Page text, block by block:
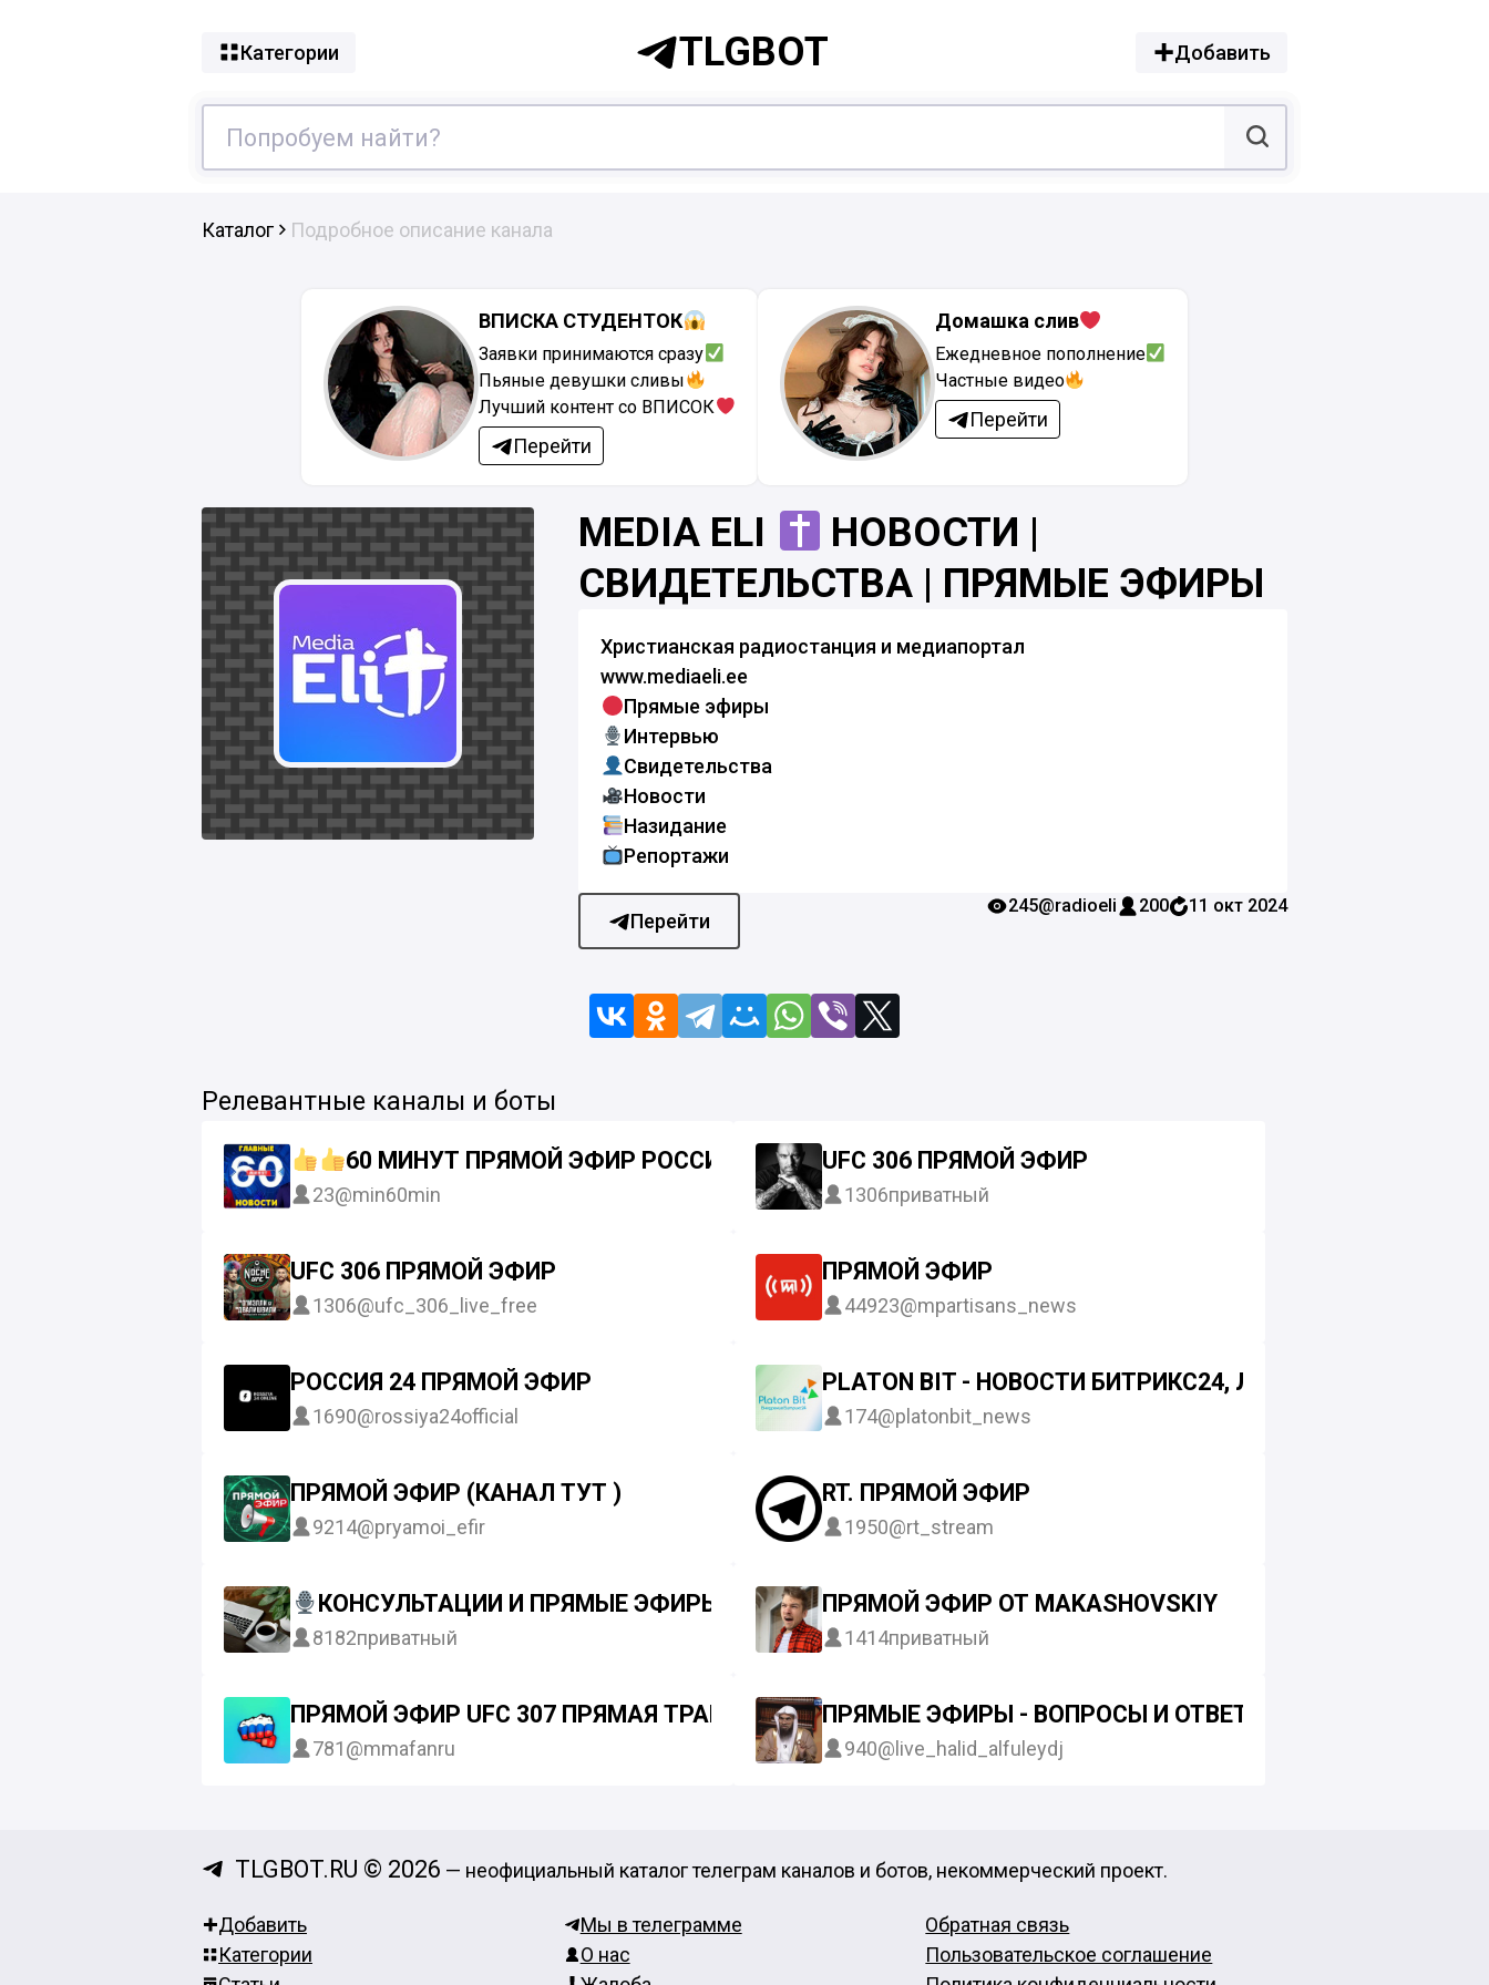
Категории TLGBOT Добавить
Каталог Подробное описание канала
ВПИСКА СТУДЕНТОК
Заявки принимаются сразу
Пьяные девушки сливы
Лучший контент со ВПИСОК
Перейти
Домашка слив
Ежедневное пополнение
Частные видео
Перейти
MEDIA ELI
НОВОСТИ |
СВИДЕТЕЛЬСТВА | ПРЯМЫЕ ЭФИРЫ
Христианская радиостанция и медиапортал
www.mediaeli.ee
Прямые эфиры
Интервью
Свидетельства
Новости
Назидание
Репортажи
Перейти
245@radioeli 200 11 окт 2024
Релевантные каналы и боты
60 МИНУТ ПРЯМОЙ ЭФИР РОССИЯ 1
23@min60min
UFC 306 ПРЯМОЙ ЭФИР
1306приватный
UFC 306 ПРЯМОЙ ЭФИР
1306@ufc_306_live_free
ПРЯМОЙ ЭФИР
44923@mpartisans_news
РОССИЯ 24 ПРЯМОЙ ЭФИР
1690@rossiya24official
PLATON BIT - НОВОСТИ БИТРИКС24, ЛАЙФХАКИ И
174@platonbit_news
ПРЯМОЙ ЭФИР (КАНАЛ ТУТ )
9214@pryamoi_efir
RT. ПРЯМОЙ ЭФИР
1950@rt_stream
КОНСУЛЬТАЦИИ И ПРЯМЫЕ ЭФИРЫ (ДЛЯ СЕСТЕР)!
8182приватный
ПРЯМОЙ ЭФИР ОТ MAKASHOVSKIY
1414приватный
ПРЯМОЙ ЭФИР UFC 307 ПРЯМАЯ ТРАНСЛЯЦИЯ. СМОТРЕТЬ ОНЛА UFC 307
781@mmafanru
ПРЯМЫЕ ЭФИРЫ - ВОПРОСЫ И ОТВЕТЫ (БЕЗ ОЗВУЧКИ)
940@live_halid_alfuleydj
TLGBOT.RU © 2026 — неофициальный каталог телеграм каналов и ботов, некоммерческий проект.
Добавить
Категории
Мы в телеграмме
О нас
Обратная связь
Пользовательское соглашение